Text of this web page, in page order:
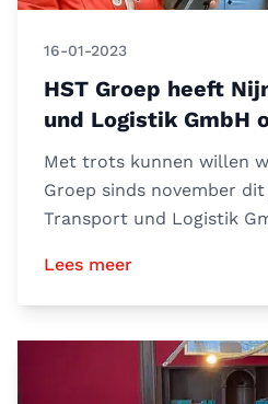
16-01-2023
HST Groep heeft
und Logistik GmbH
Met trots kunnen willen
Groep sinds november
Transport und Logistik
Lees meer